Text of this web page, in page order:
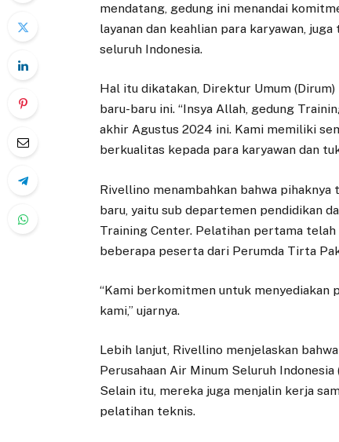
mendatang, gedung ini menandai
layanan dan keahlian para karyawan,
seluruh Indonesia.
Hal itu dikatakan, Direktur Umum
baru-baru ini. “Insya Allah, gedung
akhir Agustus 2024 ini. Kami memiliki
berkualitas kepada para karyawan dan
Rivellino menambahkan bahwa
baru, yaitu sub departemen pendidikan
Training Center. Pelatihan pertama
beberapa peserta dari Perumda Tirta
“Kami berkomitmen untuk menyediakan
kami,” ujarnya.
Lebih lanjut, Rivellino menjelaskan
Perusahaan Air Minum Seluruh
Selain itu, mereka juga menjalin kerja
pelatihan teknis.